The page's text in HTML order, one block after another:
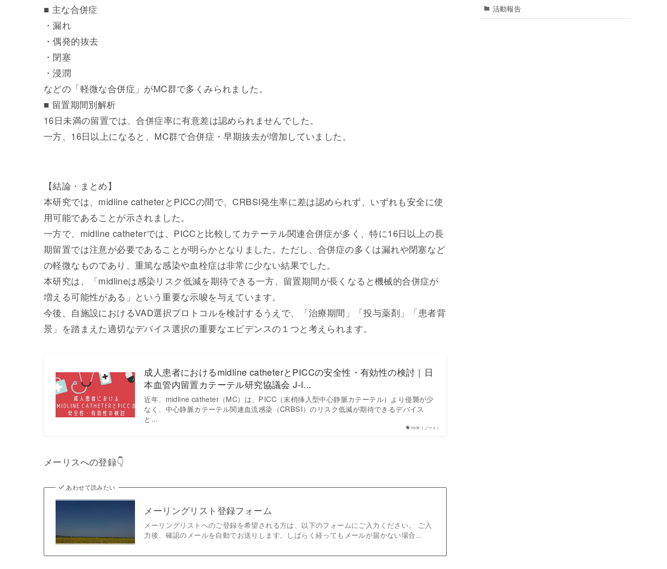
■ 主な合併症
・漏れ
・偶発的抜去
・閉塞
・浸潤
などの「軽微な合併症」がMC群で多くみられました。
■ 留置期間別解析
16日未満の留置では、合併症率に有意差は認められませんでした。
一方、16日以上になると、MC群で合併症・早期抜去が増加していました。
【結論・まとめ】
本研究では、midline catheterとPICCの間で、CRBSI発生率に差は認められず、いずれも安全に使
用可能であることが示されました。
一方で、midline catheterでは、PICCと比較してカテーテル関連合併症が多く、特に16日以上の長
期留置では注意が必要であることが明らかとなりました。ただし、合併症の多くは漏れや閉塞など
の軽微なものであり、重篤な感染や血栓症は非常に少ない結果でした。
本研究は、「midlineは感染リスク低減を期待できる一方、留置期間が長くなると機械的合併症が
増える可能性がある」という重要な示唆を与えています。
今後、自施設におけるVAD選択プロトコルを検討するうえで、「治療期間」「投与薬剤」「患者背
景」を踏まえた適切なデバイス選択の重要なエビデンスの１つと考えられます。
note（ノート）
成人患者におけるmidline catheterとPICCの安全性・有効性の検討｜日
本血管内留置カテーテル研究協議会 J-I...
近年、midline catheter（MC）は、PICC（末梢挿入型中心静脈カテーテル）より侵襲が少
なく、中心静脈カテーテル関連血流感染（CRBSI）のリスク低減が期待できるデバイス
と...
メーリスへの登録👇
あわせて読みたい
メーリングリスト登録フォーム
メーリングリストへのご登録を希望される方は、以下のフォームにご入力ください。 ご入
力後、確認のメールを自動でお送りします。しばらく経ってもメールが届かない場合...
活動報告